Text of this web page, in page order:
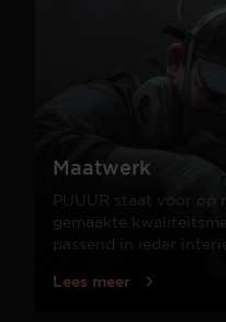
Maatwerk
PUUUR staat voor op
gemaakte
passend in ieder
Lees meer